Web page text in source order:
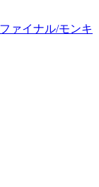
ァイナル/モンキ